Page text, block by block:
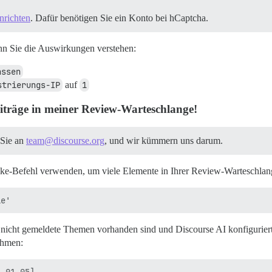
. Dafür benötigen Sie ein Konto bei hCaptcha.
Sie die Auswirkungen verstehen:
IP auf 1
in meiner Review-Warteschlange!
an team@discourse.org, und wir kümmern uns darum.
Befehl verwenden, um viele Elemente in Ihrer Review-
gemeldete Themen vorhanden sind und Discourse AI